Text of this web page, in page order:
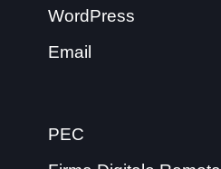
WordPress
Email
PEC